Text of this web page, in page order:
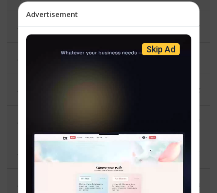
קול מדע - משה נחום קרויס
פנחס גלויבער
צאתכם לשלמה - שלמה זייאנץ
שבת פעקל - וועלוול פעלדמאן
א שמועס מיטן מח - יוסי בראך
גוט-געפרעגט - פנחס גלויבער
Advertisement
Skip Ad